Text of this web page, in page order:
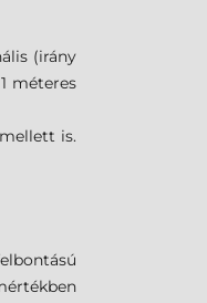
(irány
méteres
is.